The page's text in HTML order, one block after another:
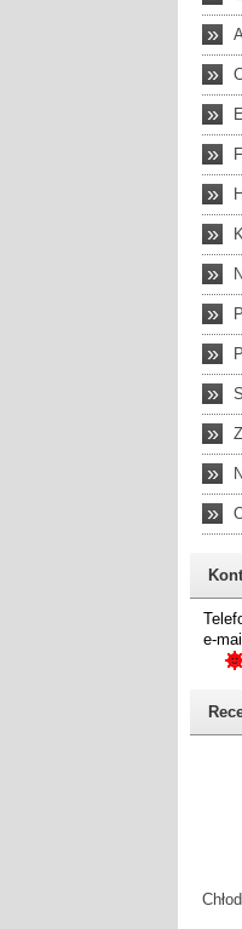
»
»
»
»
»
»
»
»
»
»
»
»
»
e-